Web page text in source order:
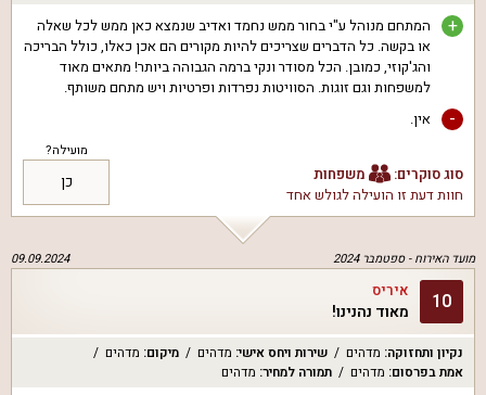
+
המתחם מנוהל ע"י בחור ממש נחמד ואדיב שנמצא כאן ממש לכל שאלה
או בקשה. כל הדברים שצריכים להיות מקורים הם אכן כאלו, כולל הבריכה
והג'קוזי, כמובן. הכל מסודר ונקי ברמה הגבוהה ביותר! מתאים מאוד
למשפחות וגם זוגות. הסוויטות נפרדות ופרטיות ויש מתחם משותף.
- אין.
סוג סוקרים:
משפחות
חוות דעת זו הועילה לגולש אחד
מועילה?
כן
מועד האירוח -ספטמבר 2024 09.09.2024
10 איריס
מאוד נהנינו!
נקיון ותחזוקה: מדהים שירות ויחס אישי: מדהים מיקום: מדהים
אמת בפרסום: מדהים תמורה למחיר: מדהים